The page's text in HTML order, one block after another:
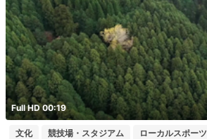
Full HD 00:19
文化 競技場・スタジアム ローカルスポーツ